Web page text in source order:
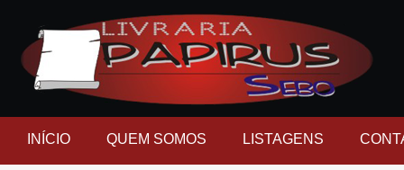
INÍCIO QUEM SOMOS LISTAGENS